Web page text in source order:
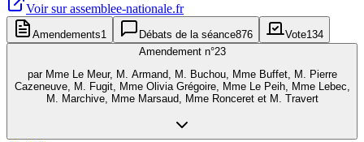
Voir surassemblee-nationale.fr
Amendements1 Débats de la séance876 Vote134
Amendement n°23
par Mme Le Meur, M. Armand, M. Buchou, Mme Buffet, M. Pierre
Cazeneuve, M. Fugit, Mme Olivia Grégoire, Mme Le Peih, Mme Lebec,
M. Marchive, Mme Marsaud, Mme Ronceret et M. Travert